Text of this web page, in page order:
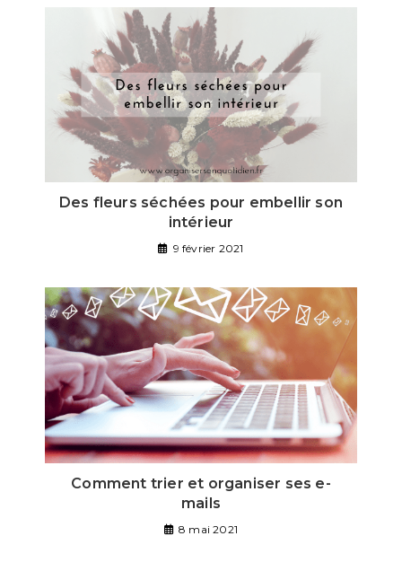
Des fleurs séchées pour embellir son
intérieur
9 février 2021
Comment trier et organiser ses e-
mails
8 mai 2021